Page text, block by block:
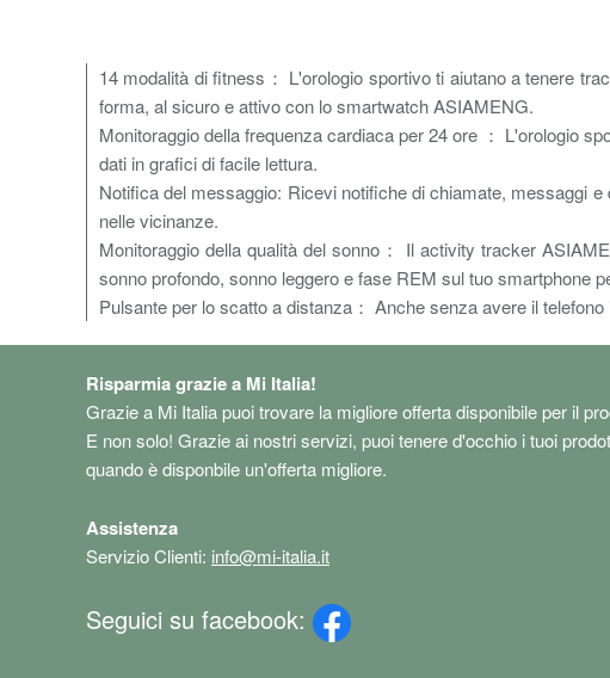
14 modalità di fitness： L'orologio sportivo ti aiutano a tenere
forma, al sicuro e attivo con lo smartwatch ASIAMENG.
Monitoraggio della frequenza cardiaca per 24 ore ： L'orologio
dati in grafici di facile lettura.
Notifica del messaggio: Ricevi notifiche di chiamate, messaggi
nelle vicinanze.
Monitoraggio della qualità del sonno： Il activity tracker
sonno profondo, sonno leggero e fase REM sul tuo smartphone
Pulsante per lo scatto a distanza： Anche senza avere il
Risparmia grazie a Mi Italia!
Grazie a Mi Italia puoi trovare la migliore offerta disponibile per il
E non solo! Grazie ai nostri servizi, puoi tenere d'occhio i tuoi
quando è disponbile un'offerta migliore.
Assistenza
Servizio Clienti: info@mi-italia.it
Seguici su facebook: